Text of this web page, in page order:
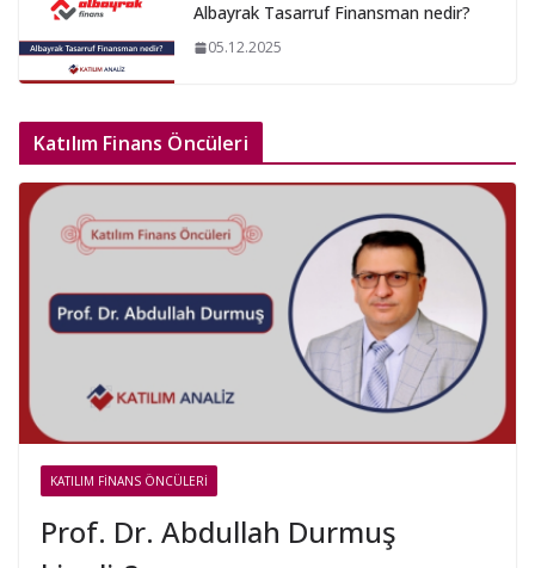
Albayrak Tasarruf Finansman nedir?
05.12.2025
Katılım Finans Öncüleri
KATILIM FINANS ÖNCÜLERI
Prof. Dr. Abdullah Durmuş